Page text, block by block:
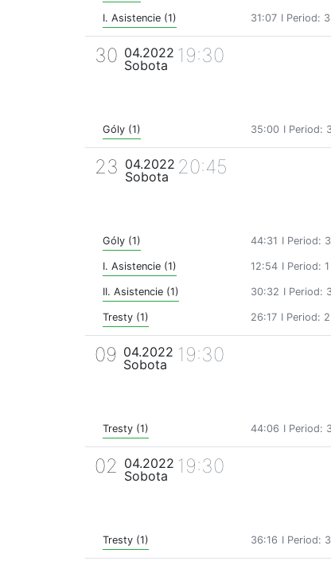
I. Asistencie (1) 31:07 I Period: 3
30 04.2022
Sobota
19:30
Góly (1) 35:00 I Period:
23 04.2022
Sobota
20:45
Góly (1) 44:31 I Period: 3
I. Asistencie (1) 12:54 I Period: 1
II. Asistencie (1) 30:32 I Period:
Tresty (1) 26:17 I Period: 2
09 04.2022
Sobota
19:30
Tresty (1) 44:06 I Period:
02 04.2022
Sobota
19:30
Tresty (1) 36:16 I Period: 3